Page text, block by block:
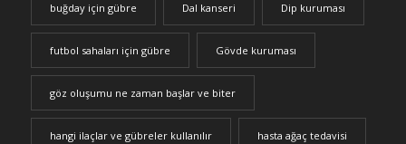
buğday için gübre Dal kanseri Dip kuruması
futbol sahaları için gübre Gövde kuruması
göz oluşumu ne zaman başlar ve biter
hangi ilaçlar ve gübreler kullanılır hasta ağaç tedavisi